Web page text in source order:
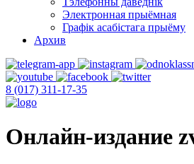
Электронная прыёмная
Графік асабістага прыёму
Архив
8 (017) 311-17-35
Онлайн-издание